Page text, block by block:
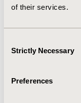
of their services.
Selection
Strictly Necessary
Preferences
CONCLUSIONS
representando
de una EPS en
que las más
fundamental